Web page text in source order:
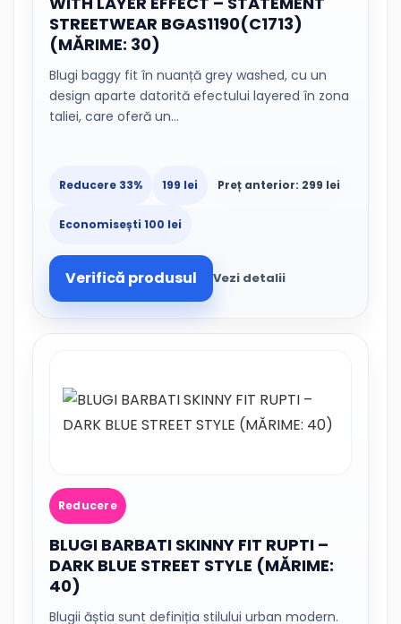
STREETWEAR BGAS1190(C1713)
(MĂRIME: 30)
Blugi baggy fit în nuanță grey washed, cu un
design aparte datorită efectului layered în zona
taliei, care oferă un…
Reducere 33% 199 lei Preț anterior: 299 lei
Economisești 100 lei
Verifică produsul Vezi detalii
Reducere
BLUGI BARBATI SKINNY FIT RUPTI –
DARK BLUE STREET STYLE (MĂRIME:
40)
Blugii ăștia sunt definiția stilului urban modern.